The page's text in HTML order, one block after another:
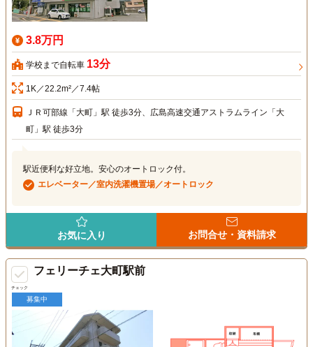
3.8万円
学校まで自転車 13分
1K／22.2m²／7.4帖
ＪＲ可部線「大町」駅 徒歩3分、広島高速交通アストラムライン「大
町」駅 徒歩3分
駅近便利な好立地。安心のオートロック付。
エレベーター／室内洗濯機置場／オートロック
お気に入り お問合せ・資料請求
チェック
フェリーチェ大町駅前
募集中